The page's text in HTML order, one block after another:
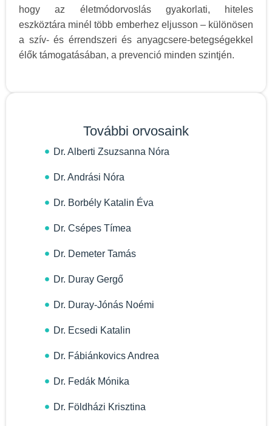
hogy az életmódorvoslás gyakorlati, hiteles
eszköztára minél több emberhez eljusson – különösen
a szív- és érrendszeri és anyagcsere-betegségekkel
élők támogatásában, a prevenció minden szintjén.
További orvosaink
Dr. Alberti Zsuzsanna Nóra
Dr. Andrási Nóra
Dr. Borbély Katalin Éva
Dr. Csépes Tímea
Dr. Demeter Tamás
Dr. Duray Gergő
Dr. Duray-Jónás Noémi
Dr. Ecsedi Katalin
Dr. Fábiánkovics Andrea
Dr. Fedák Mónika
Dr. Földházi Krisztina